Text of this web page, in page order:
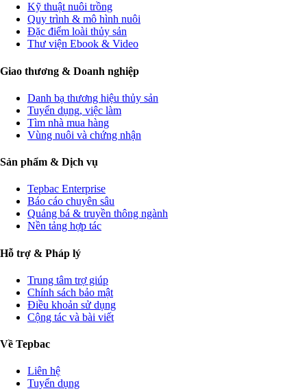
Kỹ thuật nuôi trồng
Quy trình & mô hình nuôi
Đặc điểm loài thủy sản
Thư viện Ebook & Video
Giao thương & Doanh nghiệp
Danh bạ thương hiệu thủy sản
Tuyển dụng, việc làm
Tìm nhà mua hàng
Vùng nuôi và chứng nhận
Sản phẩm & Dịch vụ
Tepbac Enterprise
Báo cáo chuyên sâu
Quảng bá & truyền thông ngành
Nền tảng hợp tác
Hỗ trợ & Pháp lý
Trung tâm trợ giúp
Chính sách bảo mật
Điều khoản sử dụng
Cộng tác và bài viết
Về Tepbac
Liên hệ
Tuyển dụng